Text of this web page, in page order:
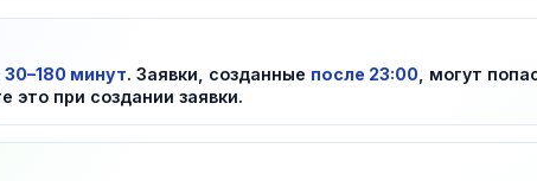
30–180 минут. Заявки, созданные после 23:00 , могут
это при создании заявки.